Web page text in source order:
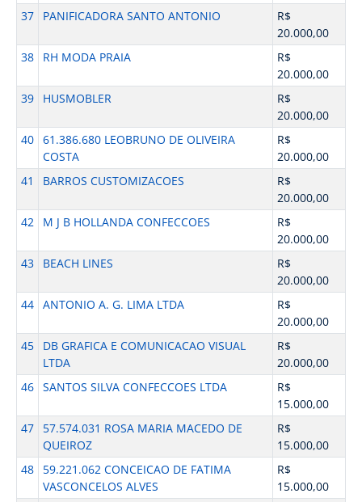
37
PANIFICADORA SANTO ANTONIO
R$
20.000,00
38
RH MODA PRAIA
R$
20.000,00
39
HUSMOBLER
R$
20.000,00
40 61.386.680 LEOBRUNO DE OLIVEIRA
COSTA
R$
20.000,00
41
BARROS CUSTOMIZACOES
R$
20.000,00
42
M J B HOLLANDA CONFECCOES
R$
20.000,00
43
BEACH LINES
R$
20.000,00
44 ANTONIO A. G. LIMA LTDA
R$
20.000,00
45
DB GRAFICA E COMUNICACAO VISUAL
LTDA
R$
20.000,00
46 SANTOS SILVA CONFECCOES LTDA
R$
15.000,00
47
57.574.031 ROSA MARIA MACEDO DE
QUEIROZ
R$
15.000,00
48
59.221.062 CONCEICAO DE FATIMA
VASCONCELOS ALVES
R$
15.000,00